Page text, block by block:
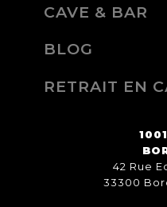
CAVE & BAR
BLOG
RETRAIT EN
42 Rue
33300